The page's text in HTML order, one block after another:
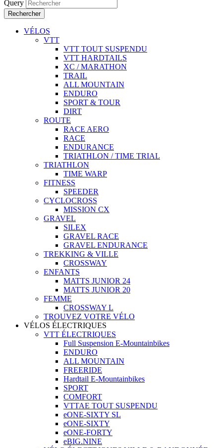
Query
Rechercher
VÉLOS
VTT
VTT TOUT SUSPENDU
VTT HARDTAILS
XC / MARATHON
TRAIL
ALL MOUNTAIN
ENDURO
SPORT & TOUR
DIRT
ROUTE
RACE AERO
RACE
ENDURANCE
TRIATHLON / TIME TRIAL
TRIATHLON
TIME WARP
FITNESS
SPEEDER
CYCLOCROSS
MISSION CX
GRAVEL
SILEX
GRAVEL RACE
GRAVEL ENDURANCE
TREKKING & VILLE
CROSSWAY
ENFANTS
MATTS JUNIOR 24
MATTS JUNIOR 20
FEMME
CROSSWAY L
TROUVEZ VOTRE VÉLO
VÉLOS ÉLECTRIQUES
VTT ÉLECTRIQUES
Full Suspension E-Mountainbikes
ENDURO
ALL MOUNTAIN
FREERIDE
Hardtail E-Mountainbikes
SPORT
COMFORT
VTTAE TOUT SUSPENDU
eONE-SIXTY SL
eONE-SIXTY
eONE-FORTY
eBIG.NINE